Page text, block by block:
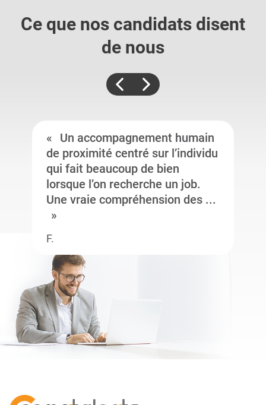
Ce que nos candidats disent
de nous
Un accompagnement humain
de proximité centré sur l’individu
qui fait beaucoup de bien
lorsque l’on recherche un job.
Une vraie compréhension des ...
F.